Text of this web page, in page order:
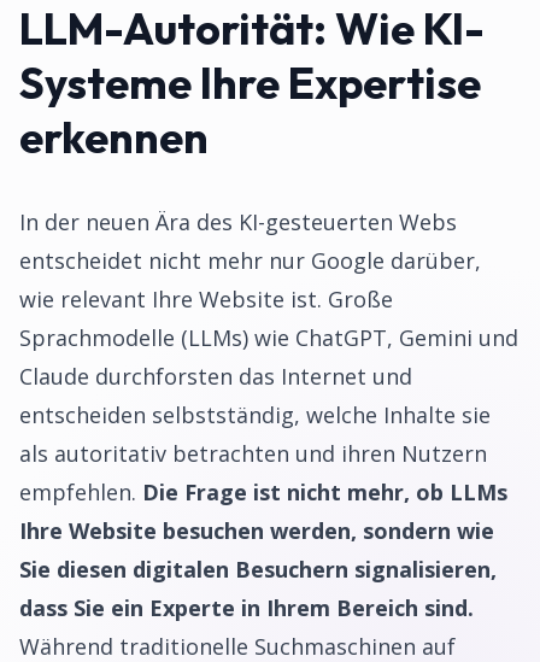
LLM-Autorität: Wie KI-
Systeme Ihre Expertise
erkennen
In der neuen Ära des KI-gesteuerten Webs
entscheidet nicht mehr nur Google darüber,
wie relevant Ihre Website ist. Große
Sprachmodelle (LLMs) wie ChatGPT, Gemini und
Claude durchforsten das Internet und
entscheiden selbstständig, welche Inhalte sie
als autoritativ betrachten und ihren Nutzern
empfehlen. Die Frage ist nicht mehr, ob LLMs
Ihre Website besuchen werden, sondern wie
Sie diesen digitalen Besuchern signalisieren,
dass Sie ein Experte in Ihrem Bereich sind.
Während traditionelle Suchmaschinen auf